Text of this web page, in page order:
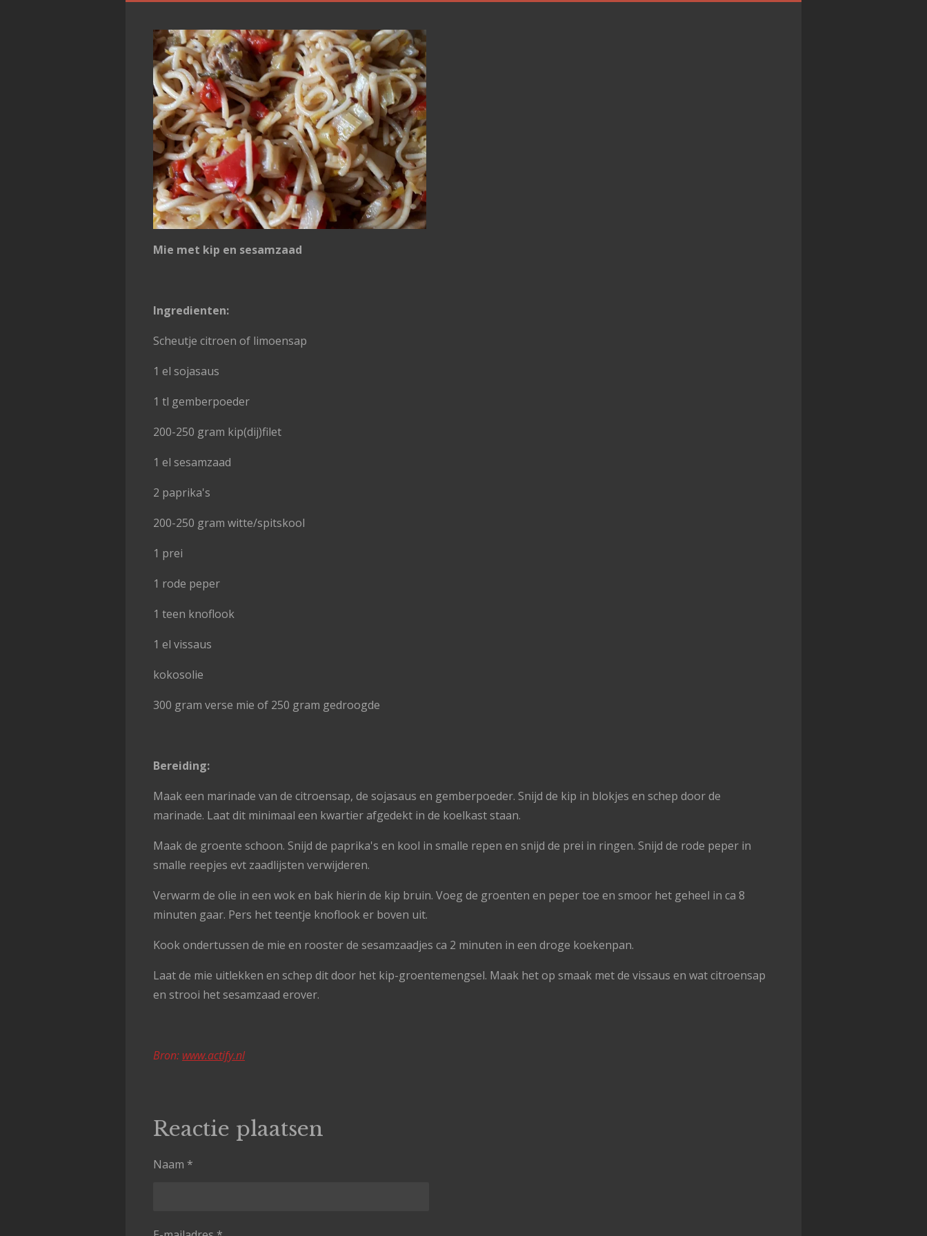
Mie met kip en sesamzaad
Ingredienten:
Scheutje citroen of limoensap
1 el sojasaus
1 tl gemberpoeder
200-250 gram kip(dij)filet
1 el sesamzaad
2 paprika's
200-250 gram witte/spitskool
1 prei
1 rode peper
1 teen knoflook
1 el vissaus
kokosolie
300 gram verse mie of 250 gram gedroogde
Bereiding:
Maak een marinade van de citroensap, de sojasaus en gemberpoeder. Snijd de kip in blokjes en schep door de
marinade. Laat dit minimaal een kwartier afgedekt in de koelkast staan.
Maak de groente schoon. Snijd de paprika's en kool in smalle repen en snijd de prei in ringen. Snijd de rode peper in
smalle reepjes evt zaadlijsten verwijderen.
Verwarm de olie in een wok en bak hierin de kip bruin. Voeg de groenten en peper toe en smoor het geheel in ca 8
minuten gaar. Pers het teentje knoflook er boven uit.
Kook ondertussen de mie en rooster de sesamzaadjes ca 2 minuten in een droge koekenpan.
Laat de mie uitlekken en schep dit door het kip-groentemengsel. Maak het op smaak met de vissaus en wat citroensap
en strooi het sesamzaad erover.
Bron: www.actify.nl
Reactie plaatsen
Naam *